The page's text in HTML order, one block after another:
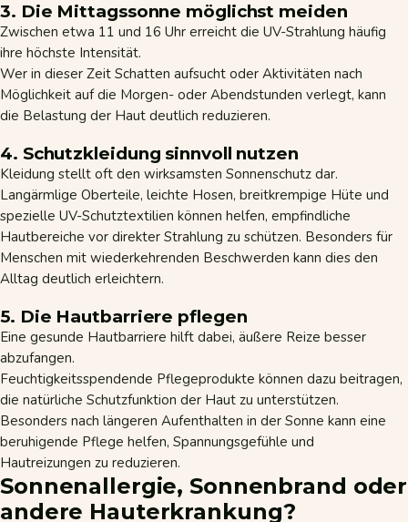
3. Die Mittagssonne möglichst meiden
Zwischen etwa 11 und 16 Uhr erreicht die UV-Strahlung häufig
ihre höchste Intensität.
Wer in dieser Zeit Schatten aufsucht oder Aktivitäten nach
Möglichkeit auf die Morgen- oder Abendstunden verlegt, kann
die Belastung der Haut deutlich reduzieren.
4. Schutzkleidung sinnvoll nutzen
Kleidung stellt oft den wirksamsten Sonnenschutz dar.
Langärmlige Oberteile, leichte Hosen, breitkrempige Hüte und
spezielle UV-Schutztextilien können helfen, empfindliche
Hautbereiche vor direkter Strahlung zu schützen. Besonders für
Menschen mit wiederkehrenden Beschwerden kann dies den
Alltag deutlich erleichtern.
5. Die Hautbarriere pflegen
Eine gesunde Hautbarriere hilft dabei, äußere Reize besser
abzufangen.
Feuchtigkeitsspendende Pflegeprodukte können dazu beitragen,
die natürliche Schutzfunktion der Haut zu unterstützen.
Besonders nach längeren Aufenthalten in der Sonne kann eine
beruhigende Pflege helfen, Spannungsgefühle und
Hautreizungen zu reduzieren.
Sonnenallergie, Sonnenbrand oder
andere Hauterkrankung?